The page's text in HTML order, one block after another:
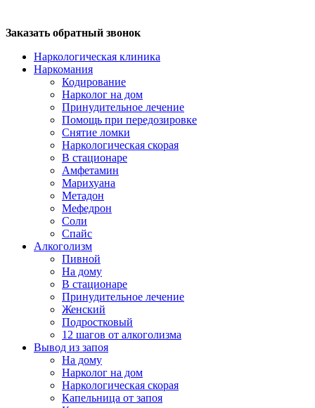
Заказать обратный звонок
Наркологическая клиника
Наркомания
Кодирование
Нарколог на дом
Принудительное лечение
Помощь при передозировке
Снятие ломки
Наркологическая скорая
В стационаре
Амфетамин
Марихуана
Метадон
Мефедрон
Соли
Спайс
Алкоголизм
Пивной
На дому
В стационаре
Принудительное лечение
Женский
Подростковый
12 шагов от алкоголизма
Вывод из запоя
На дому
Нарколог на дом
Наркологическая скорая
Капельница от запоя